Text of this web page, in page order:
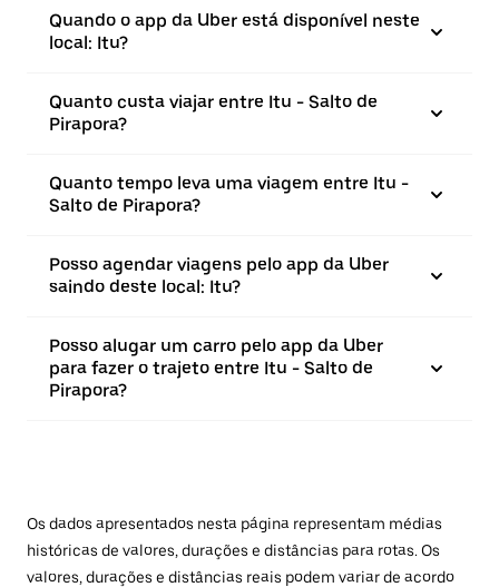
Quando o app da Uber está disponível neste
local: Itu?
Quanto custa viajar entre Itu - Salto de
Pirapora?
Quanto tempo leva uma viagem entre Itu -
Salto de Pirapora?
Posso agendar viagens pelo app da Uber
saindo deste local: Itu?
Posso alugar um carro pelo app da Uber
para fazer o trajeto entre Itu - Salto de
Pirapora?
Os dados apresentados nesta página representam médias
históricas de valores, durações e distâncias para rotas. Os
valores, durações e distâncias reais podem variar de acordo